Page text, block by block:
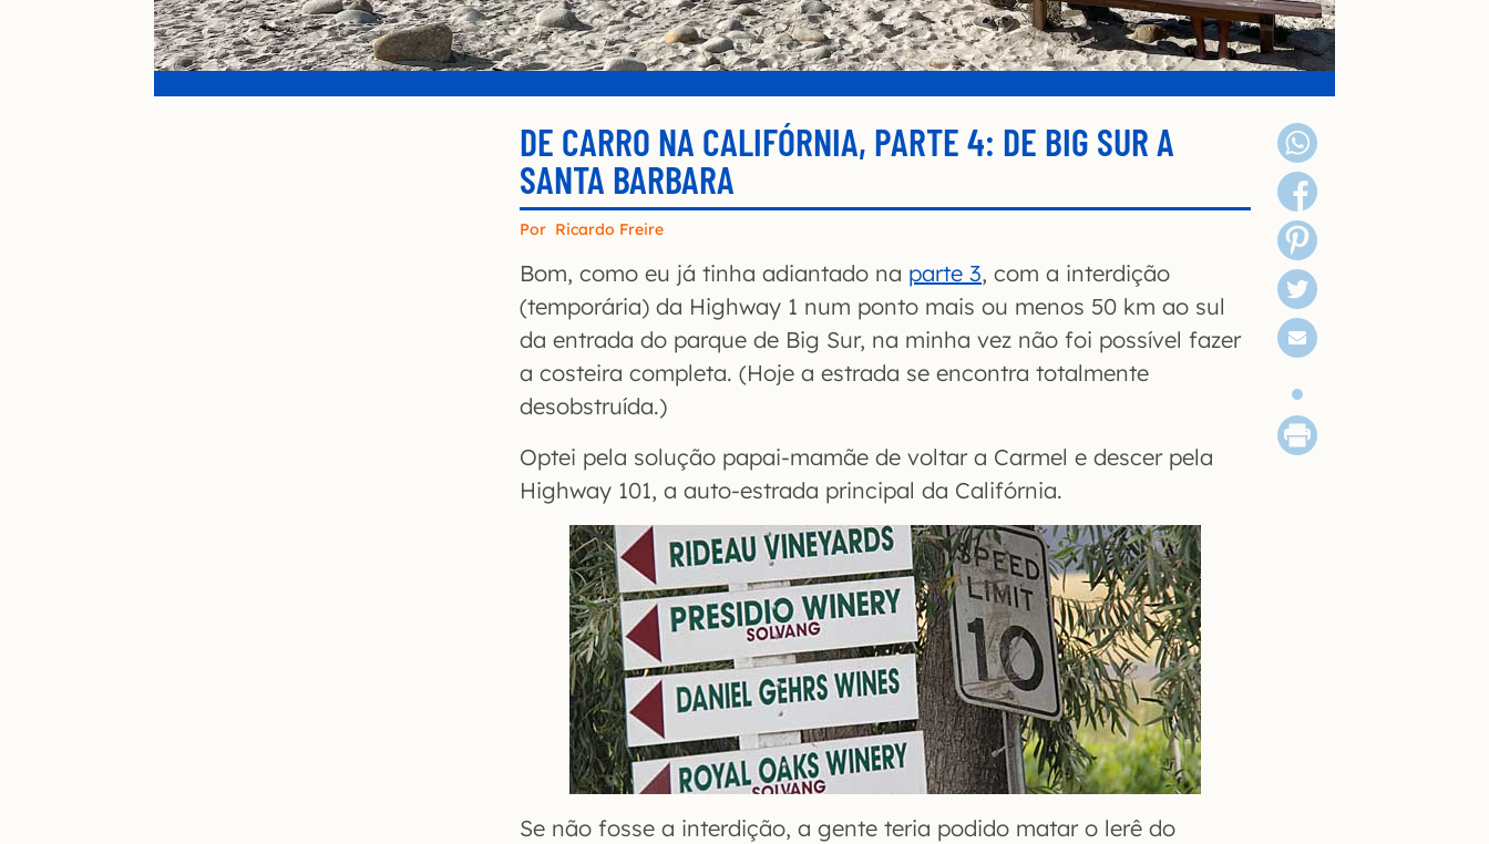
DE CARRO NA CALIFÓRNIA, PARTE 4: DE BIG SUR A
SANTA BARBARA
Por Ricardo Freire
Bom, como eu já tinha adiantado na parte 3, com a interdição
(temporária) da Highway 1 num ponto mais ou menos 50 km ao sul
da entrada do parque de Big Sur, na minha vez não foi possível fazer
a costeira completa. (Hoje a estrada se encontra totalmente
desobstruída.)
Optei pela solução papai-mamãe de voltar a Carmel e descer pela
Highway 101, a auto-estrada principal da Califórnia.
Se não fosse a interdição, a gente teria podido matar o lerê do